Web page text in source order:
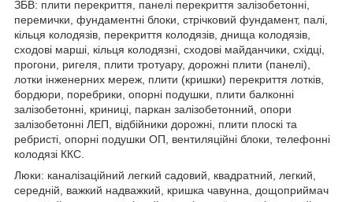
ЗБВ: плити перекриття, панелі перекриття залізобетонні,
перемички, фундаментні блоки, стрічковий фундамент, палі,
кільця колодязів, перекриття колодязів, днища колодязів,
сходові марші, кільця колодязні, сходові майданчики, східці,
прогони, ригеля, плити тротуару, дорожні плити (панелі),
лотки інженерних мереж, плити (кришки) перекриття лотків,
бордюри, поребрики, опорні подушки, плити балконні
залізобетонні, криниці, паркан залізобетонний, опори
залізобетонні ЛЕП, відбійники дорожні, плити плоскі та
ребристі, опорні подушки ОП, вентиляційні блоки, телефонні
колодязі ККС.
Люки: каналізаційний легкий садовий, квадратний, легкий,
середній, важкий надважкий, кришка чавунна, дощоприймач